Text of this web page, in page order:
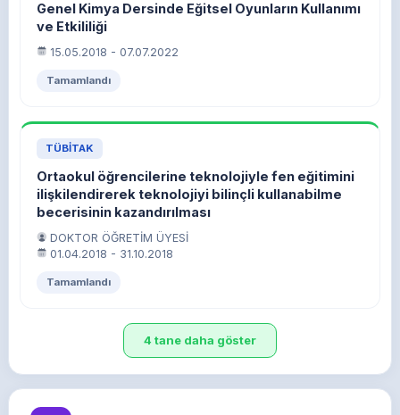
Genel Kimya Dersinde Eğitsel Oyunların Kullanımı
ve Etkililiği
15.05.2018 - 07.07.2022
Tamamlandı
TÜBİTAK
Ortaokul öğrencilerine teknolojiyle fen eğitimini
ilişkilendirerek teknolojiyi bilinçli kullanabilme
becerisinin kazandırılması
DOKTOR ÖĞRETİM ÜYESİ
01.04.2018 - 31.10.2018
Tamamlandı
4 tane daha göster